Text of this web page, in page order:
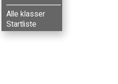
Alle klasser
Startliste